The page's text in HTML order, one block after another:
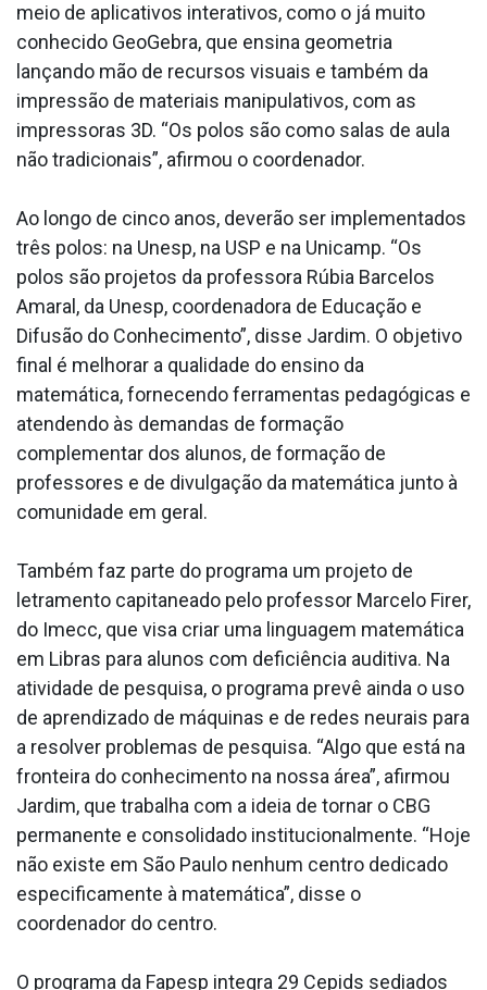
meio de aplicativos interativos, como o já muito
conhecido GeoGebra, que ensina geometria
lançando mão de recursos visuais e também da
impressão de materiais manipulativos, com as
impressoras 3D. “Os polos são como salas de aula
não tradicionais”, afirmou o coordenador.
Ao longo de cinco anos, deverão ser implementados
três polos: na Unesp, na USP e na Unicamp. “Os
polos são projetos da professora Rúbia Barcelos
Amaral, da Unesp, coordenadora de Educação e
Difusão do Conhecimento”, disse Jardim. O objetivo
final é melhorar a qualidade do ensino da
matemática, fornecendo ferramentas pedagógicas e
atendendo às demandas de formação
complementar dos alunos, de formação de
professores e de divulgação da matemática junto à
comunidade em geral.
Também faz parte do programa um projeto de
letramento capitaneado pelo professor Marcelo Firer,
do Imecc, que visa criar uma linguagem matemática
em Libras para alunos com deficiência auditiva. Na
atividade de pesquisa, o programa prevê ainda o uso
de aprendizado de máquinas e de redes neurais para
a resolver problemas de pesquisa. “Algo que está na
fronteira do conhecimento na nossa área”, afirmou
Jardim, que trabalha com a ideia de tornar o CBG
permanente e consolidado institucionalmente. “Hoje
não existe em São Paulo nenhum centro dedicado
especificamente à matemática”, disse o
coordenador do centro.
O programa da Fapesp integra 29 Cepids sediados